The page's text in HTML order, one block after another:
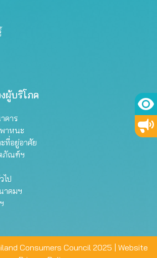
ผู้บริโภค
คาร
าหนะ
ที่อยู่อาศัย
ภัณฑ์ฯ
ไป
าคมฯ
Consumers Council 2025 | Website